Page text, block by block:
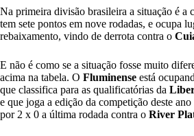
Na primeira divisão brasileira a situação é a
tem sete pontos em nove rodadas, e ocupa
rebaixamento, vindo de derrota contra o
E não é como se a situação fosse muito
acima na tabela. O Fluminense está
que classifica para as qualificatórias da
e que joga a edição da competição deste
por 2 x 0 a última rodada contra o River